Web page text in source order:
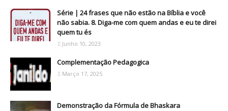
Série | 24 frases que não estão na Bíblia e você
não sabia. 8. Diga-me com quem andas e eu te direi
quem tu és
Junho 10, 2023
Complementação Pedagogica
Março 17, 2025
Demonstração da Fórmula de Bhaskara